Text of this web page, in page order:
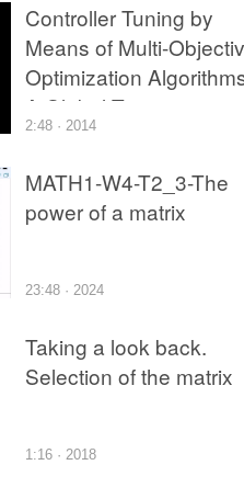
Controller Tuning by
Means of Multi-
Optimization
A Global Tuning
Framework
2:48 · 2014
MATH1-W4-T2_3-The
power of a matrix
23:48 · 2024
Taking a look back.
Selection of the matrix
1:16 · 2018